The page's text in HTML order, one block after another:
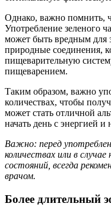
Однако, важно помнить,
Употребление зеленого
может быть вредным для
природные соединения,
пищеварительную
пищеварением.
Таким образом, важно
количествах, чтобы
может стать отличной
начать день с энергией и
Важно: перед
количествах или в
состояний, всегда
врачом.
Более длительный